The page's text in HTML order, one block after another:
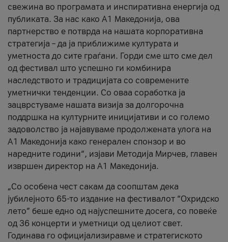
свежина во програмата и инспиративна енергија од
публиката. За нас како A1 Македонија, ова
партнерство е потврда на нашата корпоративна
стратегија – да ја приближиме културата и
уметноста до сите граѓани. Горди сме што сме дел
од фестивал што успешно ги комбинира
наследството и традицијата со современите
уметнички тенденции. Со оваа соработка ја
зацврстуваме нашата визија за долгорочна
поддршка на културните иницијативи и со големо
задоволство ја најавуваме продолжената улога на
A1 Македонија како генерален спонзор и во
наредните години“, изјави Методија Мирчев, главен
извршен директор на A1 Македонија.
„Со особена чест сакам да соопштам дека
јубилејното 65-то издание на фестивалот “Охридско
лето” беше едно од најуспешните досега, со повеќе
од 36 концерти и уметници од целиот свет.
Годинава го официјализиравме и стратегиското